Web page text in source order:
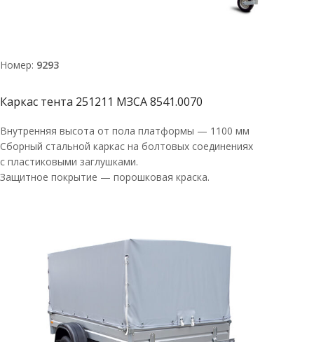
Номер: 9293
Каркас тента 251211 МЗСА 8541.0070
Внутренняя высота от пола платформы — 1100 мм
Сборный стальной каркас на болтовых соединениях
с пластиковыми заглушками.
Защитное покрытие — порошковая краска.